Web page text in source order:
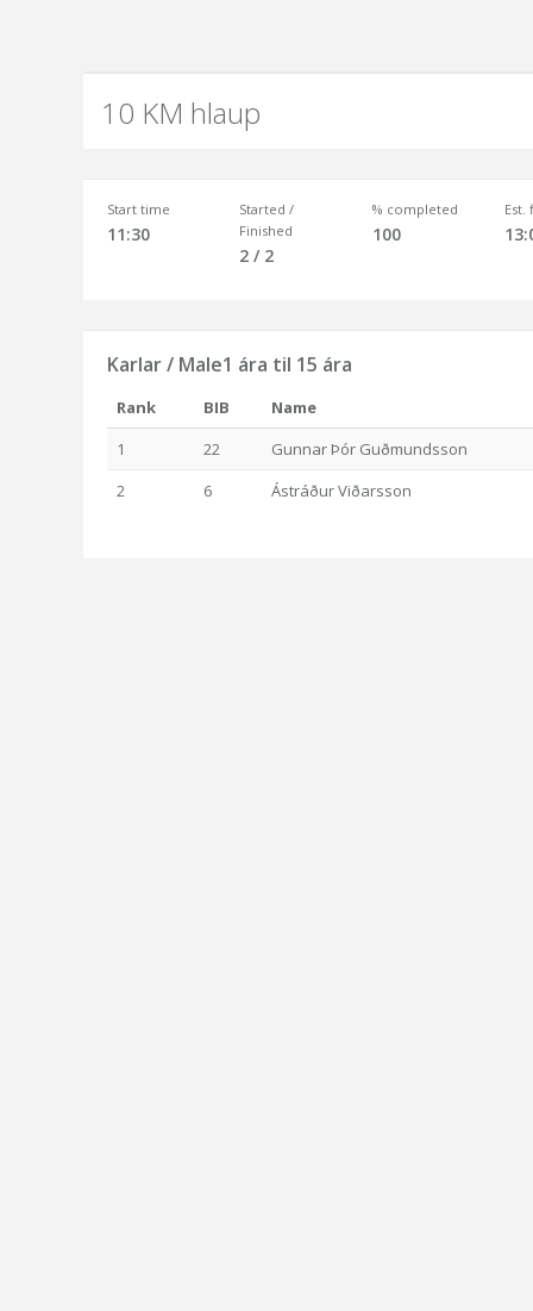
10 KM hlaup
Start time
11:30
Started /
Finished
2 / 2
% completed
100
Est.
Karlar / Male1 ára til 15 ára
Rank BIB
Name
1
22
Gunnar Þór Guðmundsson
2
6 Ástráður Viðarsson